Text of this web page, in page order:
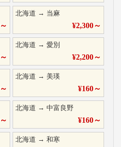
～
北海道 → 当麻
¥2,300～
～
北海道 →愛別
¥2,200～
～
北海道 → 美瑛
¥160～
～
北海道 →中富良野
¥160～
北海道 →和寒